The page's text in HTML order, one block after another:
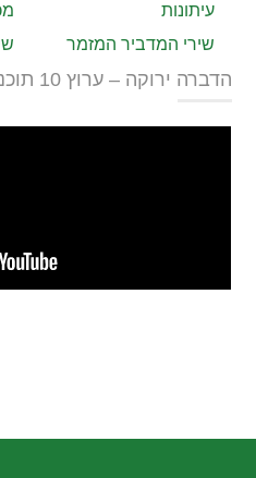
עיתונות
שירי המדביר המזמר
הדברה ירוקה – ערוץ 10 תוכנית הבוקר